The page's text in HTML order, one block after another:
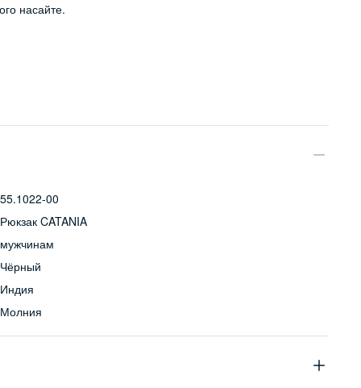
насайте.
55.1022-00
Рюкзак CATANIA
мужчинам
Чёрный
Индия
Молния